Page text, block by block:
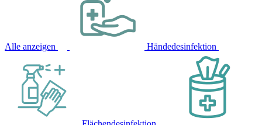
Alle anzeigen Händedesinfektion